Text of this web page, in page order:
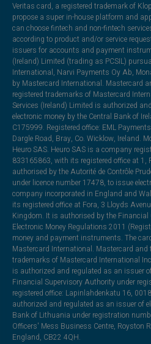
Veritas card, a registered trademark of
propose a super in-house platform and
can choose fintech and non-fintech
according to product and/or service
issuers for accounts and payment
(Ireland) Limited (trading as PCSIL)
International, Narvi Payments Oy Ab,
by Mastercard International. Mastercard
registered trademarks of Mastercard
Services (Ireland) Limited is authorized
electronic money by the Central Bank of
C175999. Registered office: EML
Dargle Road, Bray, Co. Wicklow, Ireland.
Heuro SAS. Heuro SAS is a company
833165863, with its registered office at 1,
authorised by the Autorité de Contrôle
under licence number 17478, to issue
company incorporated in England and
its registered office at Fora, 3 Lloyds
Kingdom. It is authorised by the
Electronic Money Regulations 2011
money and payment instruments. The
Mastercard International. Mastercard and
trademarks of Mastercard International
is authorized and regulated as an issuer
Financial Supervisory Authority under
registered office: Lapinlahdenkatu 16,
authorized and regulated as an issuer of
Bank of Lithuania under registration
Officers' Mess Business Centre, Royston
England, CB22 4QH.